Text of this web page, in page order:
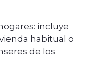
incluye
habitual o
de los